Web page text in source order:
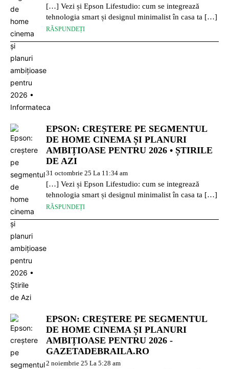
[…] Vezi și Epson Lifestudio: cum se integrează
tehnologia smart și designul minimalist în casa ta […]
RĂSPUNDEȚI
EPSON: CREȘTERE PE SEGMENTUL
DE HOME CINEMA ȘI PLANURI
AMBIȚIOASE PENTRU 2026 • ȘTIRILE
DE AZI
31 octombrie 25 La 11:34 am
[…] Vezi și Epson Lifestudio: cum se integrează
tehnologia smart și designul minimalist în casa ta […]
RĂSPUNDEȚI
EPSON: CREȘTERE PE SEGMENTUL
DE HOME CINEMA ȘI PLANURI
AMBIȚIOASE PENTRU 2026 -
GAZETADEBRAILA.RO
2 noiembrie 25 La 5:28 am